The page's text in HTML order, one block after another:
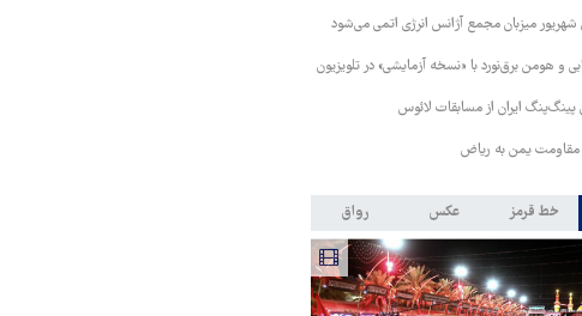
شهریور میزبان مجمع آژانس انرژی اتمی می‌شود
و هومن برق‌نورد با «نسخه آزمایشی» در تلویزیون
ایران از مسابقات لائوس
مقاومت یمن به ریاض
خط قرمز عکس رواق